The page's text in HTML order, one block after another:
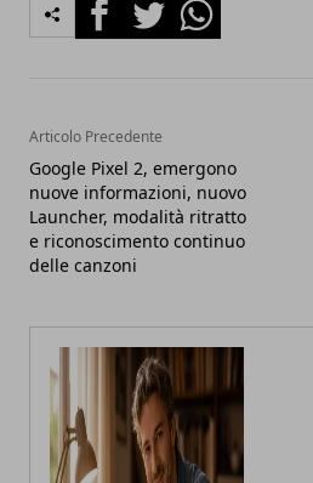
Articolo Precedente
Google Pixel 2, emergono
nuove informazioni, nuovo
Launcher, modalità ritratto
e riconoscimento continuo
delle canzoni